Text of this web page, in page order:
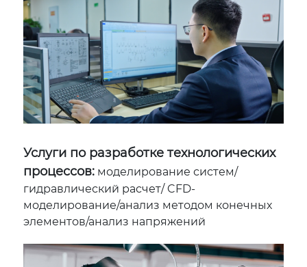
Услуги по разработке технологических
процессов: моделирование систем/
гидравлический расчет/ CFD-
моделирование/анализ методом конечных
элементов/анализ напряжений